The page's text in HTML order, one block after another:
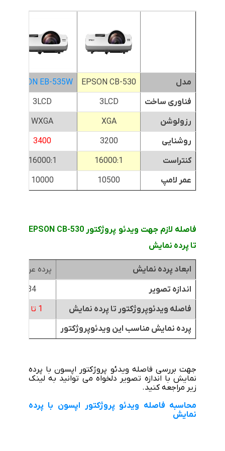
مدل EPSON CB-530
EPSON EB-535W
فناوری ساخت
3LCD
3LCD
رزولوشن
XGA
WXGA
روشنایی
3200
3400
کنتراست
16000:1
16000:1
عمر لامپ
10500
10000
فاصله لازم جهت ویدئو پروژکتور EPSON CB-530
تا پرده نمایش
ابعاد پرده نمایش
پرده عرض 1.8متر
اندازه تصویر
84 اینچ
فاصله ویدئوپروژکتور تا پرده نمایش
1 تا 1.3 متر
پرده نمایش مناسب این ویدئوپروژکتور
جهت بررسی فاصله ویدئو پروژکتور اپسون با پرده
نمایش با اندازه تصویر دلخواه می توانید به لینک
زیر مراجعه کنید.
محاسبه فاصله ویدئو پروژکتور اپسون با پرده
نمایش